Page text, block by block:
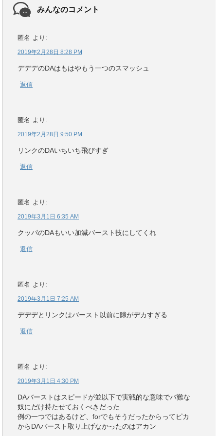
みんなのコメント
匿名 より:
2019年2月28日 8:28 PM
デデデのDAはもはやもう一つのスマッシュ
返信
匿名 より:
2019年2月28日 9:50 PM
リンクのDAいちいち飛びすぎ
返信
匿名 より:
2019年3月1日 6:35 AM
クッパのDAもいい加減バースト技にしてくれ
返信
匿名 より:
2019年3月1日 7:25 AM
デデデとリンクはバースト以前に隙がデカすぎる
返信
匿名 より:
2019年3月1日 4:30 PM
DAバーストはスピードが並以下で実戦的な意味でバ難な
奴にだけ持たせておくべきだった
例の一つではあるけど、forでもそうだったからってピカ
からDAバースト取り上げなかったのはアカン